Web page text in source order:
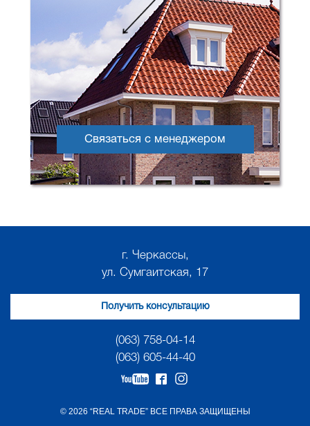
Связаться с менеджером
г. Черкассы,
ул. Сумгаитская, 17
Получить консультацию
(063) 758-04-14
(063) 605-44-40
© 2026 “REAL TRADE” ВСЕ ПРАВА ЗАЩИЩЕНЫ